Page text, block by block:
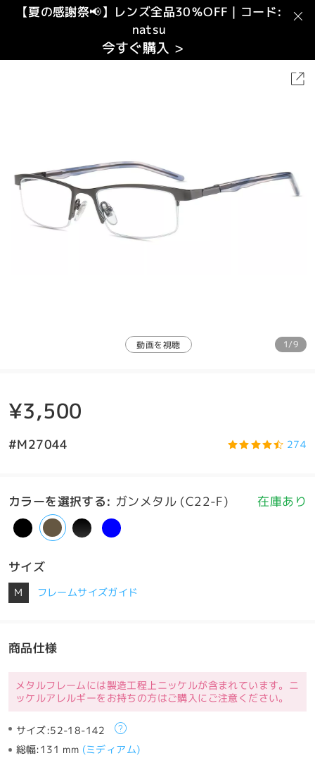
【夏の感謝祭📢】レンズ全品30％OFF｜コード:
natsu
今すぐ購入 >
動画を視聴 1/9
¥3,500
#M27044 274
カラーを選択する: ガンメタル (C22-F) 在庫あり
サイズ
M フレームサイズガイド
商品仕様
メタルフレームには製造工程上ニッケルが含まれています。ニ
ッケルアレルギーをお持ちの方はご購入にご注意ください。
サイズ:52-18-142
総幅:131 mm (ミディアム)